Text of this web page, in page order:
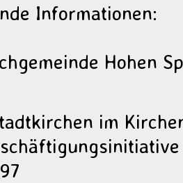
Informationen:
Hohen
im